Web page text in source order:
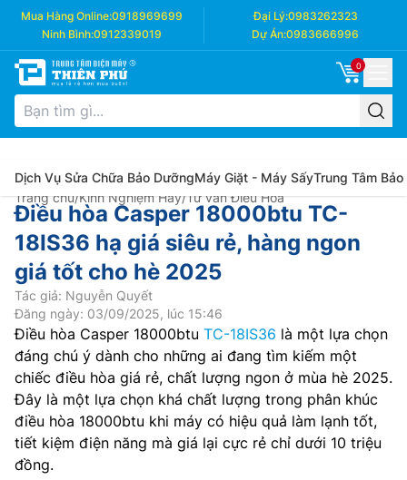
Mua Hàng Online:0918969699 Đại Lý:0983262323
Ninh Bình:0912339019 Dự Án:0983666996
0
Dịch Vụ Sửa Chữa Bảo DưỡngMáy Giặt - Máy SấyTrung Tâm Bảo
Trang chủ/Kinh Nghiệm Hay/Tư vấn Điều Hòa
Điều hòa Casper 18000btu TC-
18IS36 hạ giá siêu rẻ, hàng ngon
giá tốt cho hè 2025
Tác giả: Nguyễn Quyết
Đăng ngày: 03/09/2025, lúc 15:46
Điều hòa Casper 18000btu TC-18IS36 là một lựa chọn
đáng chú ý dành cho những ai đang tìm kiếm một
chiếc điều hòa giá rẻ, chất lượng ngon ở mùa hè 2025.
Đây là một lựa chọn khá chất lượng trong phân khúc
điều hòa 18000btu khi máy có hiệu quả làm lạnh tốt,
tiết kiệm điện năng mà giá lại cực rẻ chỉ dưới 10 triệu
đồng.